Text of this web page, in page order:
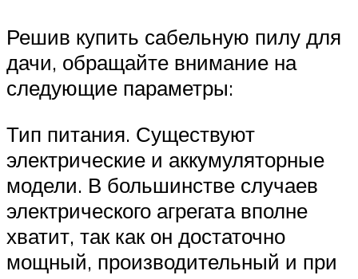
Решив купить сабельную пилу для
дачи, обращайте внимание на
следующие параметры:
Тип питания. Существуют
электрические и аккумуляторные
модели. В большинстве случаев
электрического агрегата вполне
хватит, так как он достаточно
мощный, производительный и при